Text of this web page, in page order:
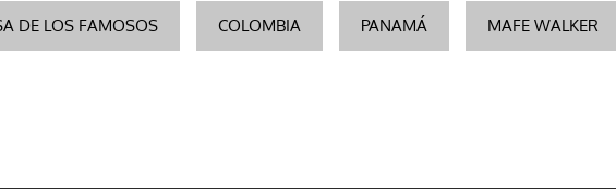
DE LOS FAMOSOS COLOMBIA PANAMÁ MAFE WALKER